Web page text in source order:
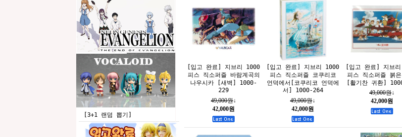
[3+1 랜덤 뽑기]
[입고 완료] 지브리 1000
피스 직소퍼즐 바람계곡의
나우시카 [새벽] 1000-
229
49,000원↓
42,000원
[입고 완료] 지브리 1000
피스 직소퍼즐 코쿠리코
언덕에서[코쿠리코 언덕에
서] 1000-264
49,000원↓
42,000원
[입고 완료] 지브
피스 직소퍼즐 붉
[활기찬 귀환]
49,000원↓
42,000원